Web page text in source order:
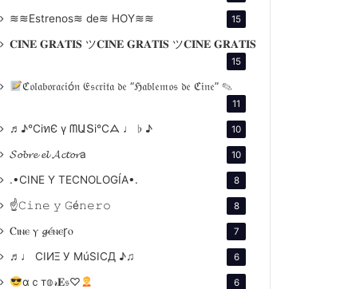
≋≋Estrenos≋ de≋ HOY≋≋ 15
𝐂𝐈𝐍𝐄 𝐆𝐑𝐀𝐓𝐈𝐒 ツ𝐂𝐈𝐍𝐄 𝐆𝐑𝐀𝐓𝐈𝐒 ツ𝐂𝐈𝐍𝐄 𝐆𝐑𝐀𝐓𝐈𝐒
15
ℭ𝔬𝔩𝔞𝔟𝔬𝔯𝔞𝔠𝔦ó𝔫 𝔈𝔰𝔠𝔯𝔦𝔱𝔞 𝔡𝔢 “ℌ𝔞𝔟𝔩𝔢𝔪𝔬𝔰 𝔡𝔢 ℭ𝔦𝔫𝔢” ✎
11
♬♪℃іทЄ ү ᗰԱՏі℃ᗋ ♩ ♭ ♪ 10
𝓢𝓸𝓫𝓻𝓮 𝓮𝓵 𝓐𝓬𝓽𝓸𝓻a 10
.•CINE Y TECNOLOGÍA•. 8
☝𝙲𝚒𝚗𝚎 𝚢 𝙶é𝚗𝚎𝚛𝚘 8
Ⲥⲓⲛⲉ ⲩ 𝓰ⲉ́ⲛⲉꞅⲟ 7
♬♩ CIИΞ У MúSICД ♪♫ 6
αｃт𝕠𝓇𝐄𝔰♡ 6